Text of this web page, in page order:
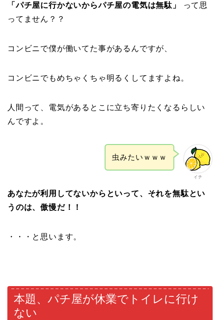
「パチ屋に行かないからパチ屋の電気は無駄」
って思
ってません？？
コンビニで僕が働いてた事があるんですが、
コンビニでもめちゃくちゃ明るくしてますよね。
人間って、電気があるとこに立ち寄りたくなるらしい
んですよ。
イチ
虫みたいｗｗｗ
あなたが利用してないからといって、それを無駄とい
うのは、傲慢だ！！
・・・と思います。
本題、パチ屋が休業でトイレに行け
ない